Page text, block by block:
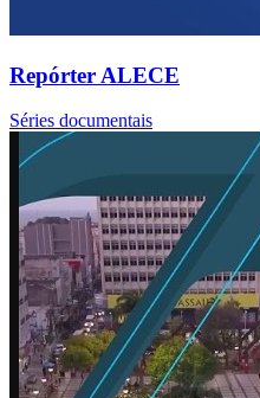
Repórter ALECE
Séries documentais